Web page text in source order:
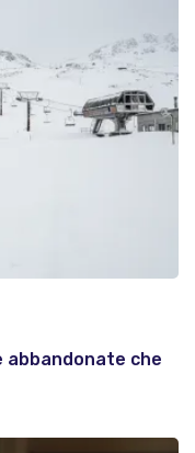
abbandonate che